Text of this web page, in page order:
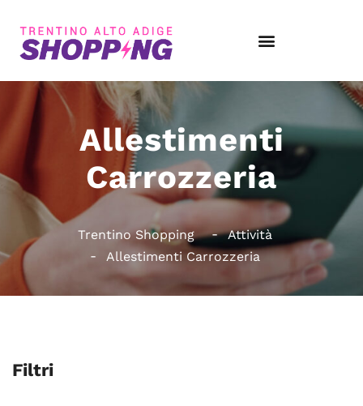
Allestimenti
Carrozzeria
Trentino Shopping
Attività
Allestimenti Carrozzeria
Filtri